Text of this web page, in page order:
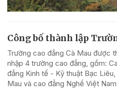
Công bố thành lập
Trường cao đẳng Cà Mau được
nhập 4 trường cao đẳng, gồm:
đẳng Kinh tế - Kỹ thuật Bạc
Mau và cao đẳng Nghề Việt